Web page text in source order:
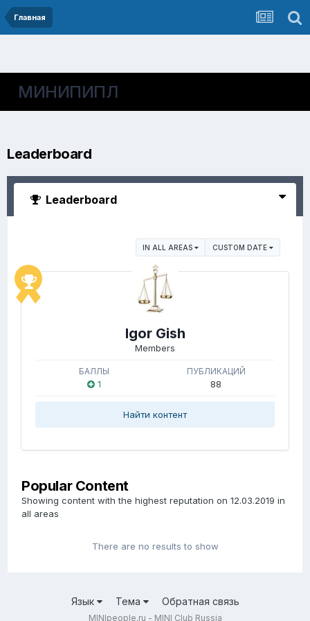
Главная
МИНИПИПЛ
Leaderboard
Leaderboard
IN ALL AREAS CUSTOM DATE
Igor Gish
Members
БАЛЛЫ
1
ПУБЛИКАЦИЙ
88
Найти контент
Popular Content
Showing content with the highest reputation on 12.03.2019 in
all areas
There are no results to show
Язык Тема Обратная связь
MINIpeople.ru - MINI Club Russia